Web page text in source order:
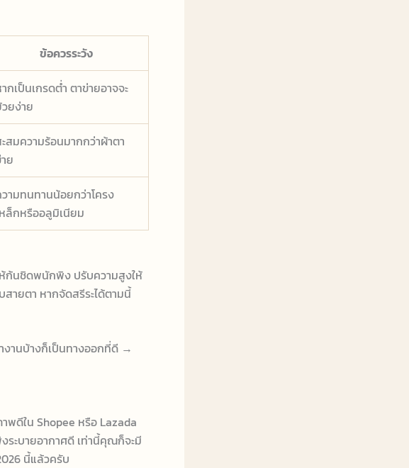
ข้อควรระวัง
กเป็นเกรดต่ำ ตาข่ายอาจจะ
ยง่าย
สมความร้อนมากกว่าผ้าตา
ย
ามทนทานน้อยกว่าโครง
ล็กหรืออลูมิเนียม
ห้ก้นชิดพนักพิง ปรับความสูงให้
ายตา หากจัดสรีระได้ตามนี้
านบ้างก็เป็นทางออกที่ดี →
ดีใน Shopee หรือ Lazada
ะบายอากาศดี เท่านี้คุณก็จะมี
นี้แล้วครับ